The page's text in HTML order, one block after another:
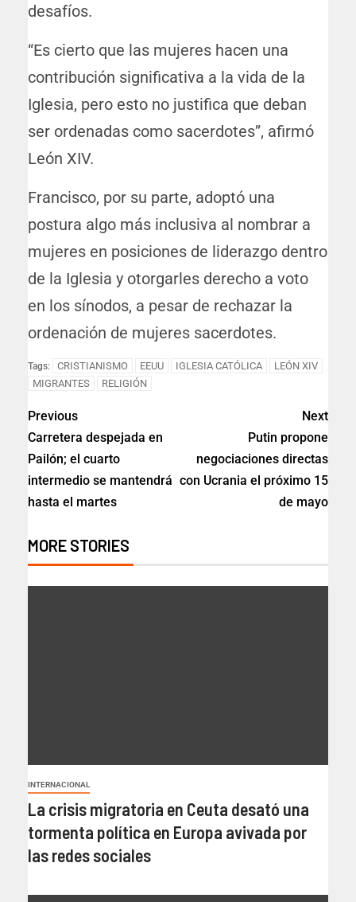
desafíos.
“Es cierto que las mujeres hacen una
contribución significativa a la vida de la
Iglesia, pero esto no justifica que deban
ser ordenadas como sacerdotes”, afirmó
León XIV.
Francisco, por su parte, adoptó una
postura algo más inclusiva al nombrar a
mujeres en posiciones de liderazgo dentro
de la Iglesia y otorgarles derecho a voto
en los sínodos, a pesar de rechazar la
ordenación de mujeres sacerdotes.
Tags: CRISTIANISMO EEUU IGLESIA CATÓLICA
LEÓN XIV
MIGRANTES
RELIGIÓN
Previous
Carretera despejada en
Pailón; el cuarto
intermedio se mantendrá
hasta el martes
Next
Putin propone
negociaciones directas
con Ucrania el próximo 15
de mayo
MORE STORIES
INTERNACIONAL
La crisis migratoria en Ceuta desató una
tormenta política en Europa avivada por
las redes sociales